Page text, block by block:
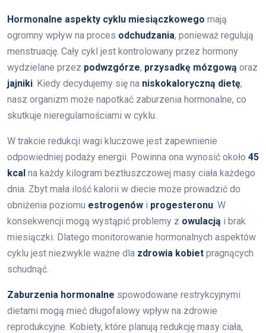
Hormonalne aspekty cyklu miesiączkowego mają
ogromny wpływ na proces odchudzania, ponieważ regulują
menstruację. Cały cykl jest kontrolowany przez hormony
wydzielane przez podwzgórze, przysadkę mózgową oraz
jajniki . Kiedy decydujemy się na niskokaloryczną dietę,
nasz organizm może napotkać zaburzenia hormonalne, co
skutkuje nieregularnościami w cyklu.
W trakcie redukcji wagi kluczowe jest zapewnienie
odpowiedniej podaży energii. Powinna ona wynosić około 45
kcal na każdy kilogram beztłuszczowej masy ciała każdego
dnia. Zbyt mała ilość kalorii w diecie może prowadzić do
obniżenia poziomu estrogenów i progesteronu . W
konsekwencji mogą wystąpić problemy z owulacją i brak
miesiączki. Dlatego monitorowanie hormonalnych aspektów
cyklu jest niezwykle ważne dla zdrowia kobiet pragnących
schudnąć.
Zaburzenia hormonalne spowodowane restrykcyjnymi
dietami mogą mieć długofalowy wpływ na zdrowie
reprodukcyjne. Kobiety, które planują redukcję masy ciała,